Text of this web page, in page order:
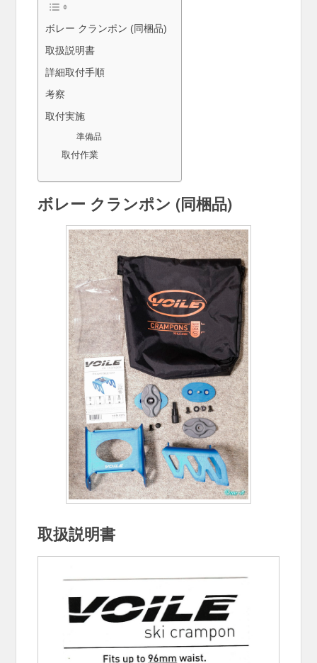
ボレー クランポン (同梱品)
取扱説明書
詳細取付手順
考察
取付実施
準備品
取付作業
ボレー クランポン (同梱品)
取扱説明書